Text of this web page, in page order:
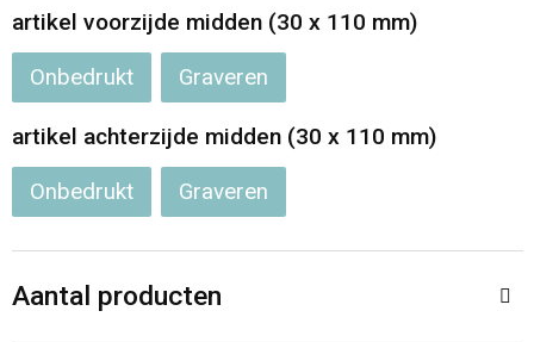
artikel voorzijde midden (30 x 110 mm)
Onbedrukt Graveren
artikel achterzijde midden (30 x 110 mm)
Onbedrukt Graveren
Aantal producten